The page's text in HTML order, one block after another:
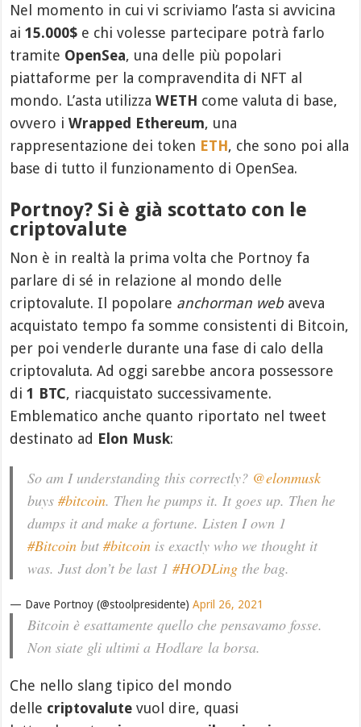
Nel momento in cui vi scriviamo l’asta si avvicina
ai15.000$ e chi volesse partecipare potrà farlo
tramite OpenSea, una delle più popolari
piattaforme per la compravendita di NFT al
mondo. L’asta utilizzaWETH come valuta di base,
ovvero iWrapped Ethereum, una
rappresentazione dei token ETH, che sono poi alla
base di tutto il funzionamento di OpenSea.
Portnoy? Si è già scottato con le
criptovalute
Non è in realtà la prima volta che Portnoy fa
parlare di sé in relazione al mondo delle
criptovalute. Il popolare anchorman web aveva
acquistato tempo fa somme consistenti di Bitcoin,
per poi venderle durante una fase di calo della
criptovaluta. Ad oggi sarebbe ancora possessore
di1 BTC, riacquistato successivamente.
Emblematico anche quanto riportato nel tweet
destinato ad Elon Musk:
So am I understanding this correctly? @elonmusk
buys#bitcoin. Then he pumps it. It goes up. Then he
dumps it and make a fortune. Listen I own 1
#Bitcoin but#bitcoin is exactly who we thought it
was. Just don’t be last 1#HODLing the bag.
— Dave Portnoy (@stoolpresidente)April 26, 2021
Bitcoin è esattamente quello che pensavamo fosse.
Non siate gli ultimi a Hodlare la borsa.
Che nello slang tipico del mondo
delle criptovalute vuol dire, quasi